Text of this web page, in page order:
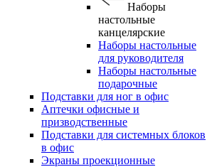
Наборы
настольные
канцелярские
Наборы настольные
для руководителя
Наборы настольные
подарочные
Подставки для ног в офис
Аптечки офисные и
призводственные
Подставки для системных блоков
в офис
Экраны проекционные